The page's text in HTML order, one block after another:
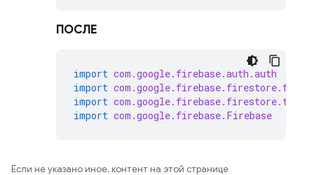
ПОСЛЕ
import com.google.firebase.auth.auth
import
import
import com.google.firebase.Firebase
Если не указано иное, контент на этой странице